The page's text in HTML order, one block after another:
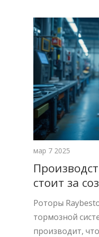
мар 7 2025
стоит за
Роторы
тормозной
производит,